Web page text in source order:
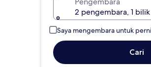
2 pengembara, 1 bilik
Saya mengembara untuk
Cari